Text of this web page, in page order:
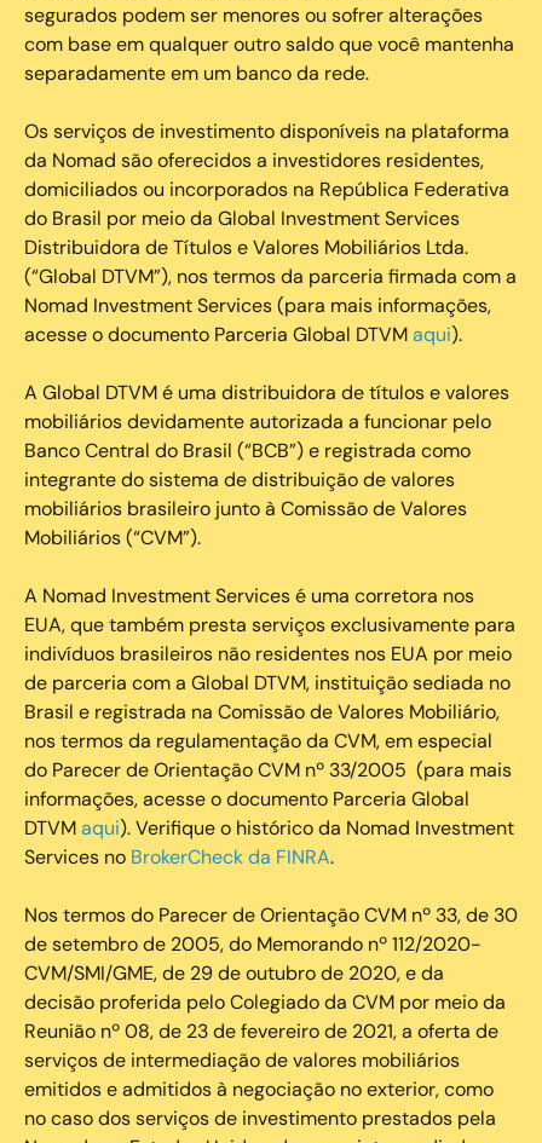
segurados podem ser menores ou sofrer alterações
com base em qualquer outro saldo que você mantenha
separadamente em um banco da rede.
Os serviços de investimento disponíveis na plataforma
da Nomad são oferecidos a investidores residentes,
domiciliados ou incorporados na República Federativa
do Brasil por meio da Global Investment Services
Distribuidora de Títulos e Valores Mobiliários Ltda.
(“Global DTVM”), nos termos da parceria firmada com a
Nomad Investment Services (para mais informações,
acesse o documento Parceria Global DTVMaqui).
A Global DTVM é uma distribuidora de títulos e valores
mobiliários devidamente autorizada a funcionar pelo
Banco Central do Brasil (“BCB”) e registrada como
integrante do sistema de distribuição de valores
mobiliários brasileiro junto à Comissão de Valores
Mobiliários (“CVM”).
‍A Nomad Investment Services é uma corretora nos
EUA, que também presta serviços exclusivamente para
indivíduos brasileiros não residentes nos EUA por meio
de parceria com a Global DTVM, instituição sediada no
Brasil e registrada na Comissão de Valores Mobiliário,
nos termos da regulamentação da CVM, em especial
do Parecer de Orientação CVM nº 33/2005 (para mais
informações, acesse o documento Parceria Global
DTVMaqui). Verifique o histórico da Nomad Investment
Services no BrokerCheck da FINRA.
Nos termos do Parecer de Orientação CVM nº 33, de 30
de setembro de 2005, do Memorando nº 112/2020-
CVM/SMI/GME, de 29 de outubro de 2020, e da
decisão proferida pelo Colegiado da CVM por meio da
Reunião nº 08, de 23 de fevereiro de 2021, a oferta de
serviços de intermediação de valores mobiliários
emitidos e admitidos à negociação no exterior, como
no caso dos serviços de investimento prestados pela